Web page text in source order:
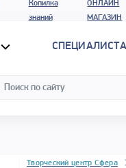
Копилка
знаний
ОНЛАЙН
МАГАЗИН
Блок новостей
Творческий центр Сфера